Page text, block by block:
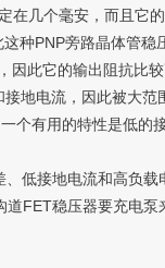
在几个毫安，而且它
种PNP旁路晶体管
此它的输出阻抗比
电流，因此被大范
个有用的特性是低的
接地电流和高负载
FET稳压器要充电